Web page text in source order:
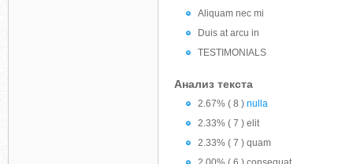
Aliquam nec mi
Duis at arcu in
TESTIMONIALS
Анализ текста
2.67% ( 8 ) nulla
2.33% ( 7 ) elit
2.33% ( 7 ) quam